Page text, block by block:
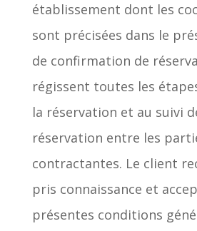
établissement dont les
sont précisées dans le
de confirmation de
régissent toutes les
la réservation et au suivi
réservation entre les
contractantes. Le client
pris connaissance et
présentes conditions